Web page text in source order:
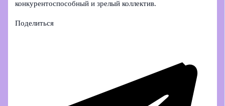
конкурентоспособный и зрелый коллектив.
Поделиться